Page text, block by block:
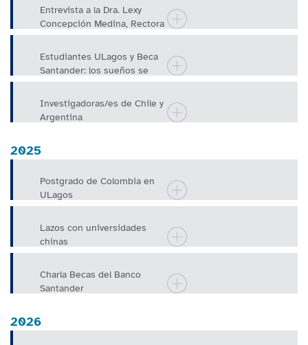
Entrevista a la Dra. Lexy
Concepción Medina, Rectora
U. Pedagógica Nacional
Francisco Mo
Estudiantes ULagos y Beca
Santander: los sueños se
hacen realidad
Investigadoras/es de Chile y
Argentina
2025
Postgrado de Colombia en
ULagos
Lazos con universidades
chinas
Charla Becas del Banco
Santander
2026